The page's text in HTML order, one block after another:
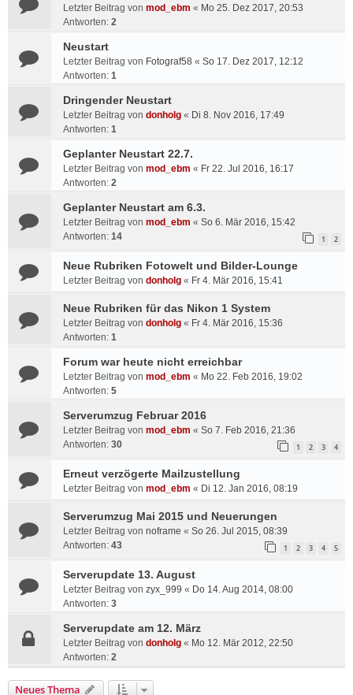
Letzter Beitrag von mod_ebm « Mo 25. Dez 2017, 20:53
Antworten: 2
Neustart
Letzter Beitrag von Fotograf58 « So 17. Dez 2017, 12:12
Antworten: 1
Dringender Neustart
Letzter Beitrag von donholg « Di 8. Nov 2016, 17:49
Antworten: 1
Geplanter Neustart 22.7.
Letzter Beitrag von mod_ebm « Fr 22. Jul 2016, 16:17
Antworten: 2
Geplanter Neustart am 6.3.
Letzter Beitrag von mod_ebm « So 6. Mär 2016, 15:42
Antworten: 14 1 2
Neue Rubriken Fotowelt und Bilder-Lounge
Letzter Beitrag von donholg « Fr 4. Mär 2016, 15:41
Neue Rubriken für das Nikon 1 System
Letzter Beitrag von donholg « Fr 4. Mär 2016, 15:36
Antworten: 1
Forum war heute nicht erreichbar
Letzter Beitrag von mod_ebm « Mo 22. Feb 2016, 19:02
Antworten: 5
Serverumzug Februar 2016
Letzter Beitrag von mod_ebm « So 7. Feb 2016, 21:36
Antworten: 30 1 2 3 4
Erneut verzögerte Mailzustellung
Letzter Beitrag von mod_ebm « Di 12. Jan 2016, 08:19
Serverumzug Mai 2015 und Neuerungen
Letzter Beitrag von noframe « So 26. Jul 2015, 08:39
Antworten: 43 1 2 3 4 5
Serverupdate 13. August
Letzter Beitrag von zyx_999 « Do 14. Aug 2014, 08:00
Antworten: 3
Serverupdate am 12. März
Letzter Beitrag von donholg « Mo 12. Mär 2012, 22:50
Antworten: 2
Neues Thema